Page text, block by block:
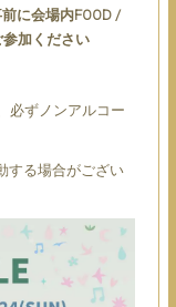
に会場内FOOD /
加ください
必ずノンアルコー
する場合がござい